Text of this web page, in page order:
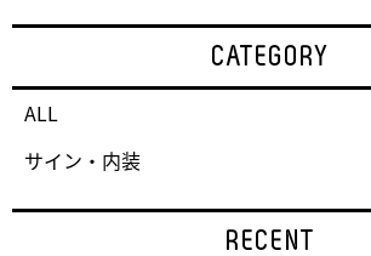
CATEGORY
ALL
サイン・内装
RECENT